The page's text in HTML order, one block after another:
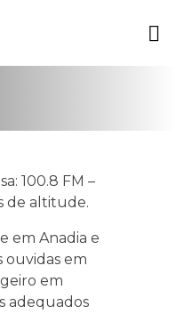
100.8 FM –
de altitude.
em Anadia e
ouvidas em
em
adequados